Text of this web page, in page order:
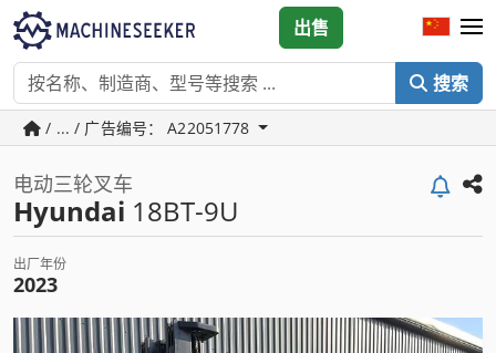
搜索
出售
/ ... / 广告编号： A22051778
电动三轮叉车
Hyundai 18BT-9U
出厂年份
2023